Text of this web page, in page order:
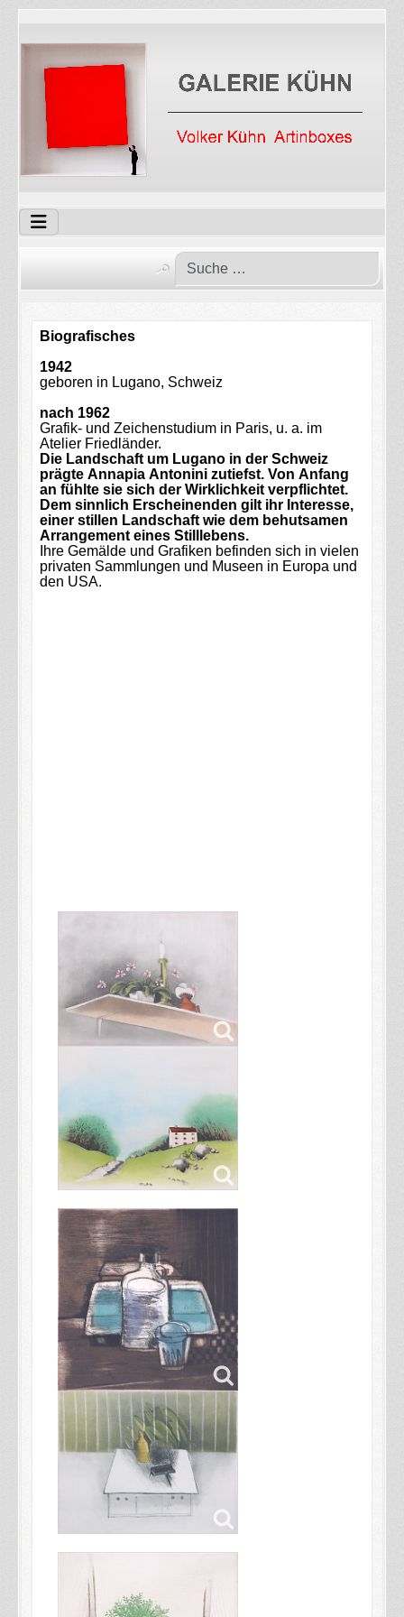
Biografisches
1942
geboren in Lugano, Schweiz
nach 1962
Grafik- und Zeichenstudium in Paris, u. a. im
Atelier Friedländer.
Die Landschaft um Lugano in der Schweiz
prägte Annapia Antonini zutiefst. Von Anfang
an fühlte sie sich der Wirklichkeit verpflichtet.
Dem sinnlich Erscheinenden gilt ihr Interesse,
einer stillen Landschaft wie dem behutsamen
Arrangement eines Stilllebens.
Ihre Gemälde und Grafiken befinden sich in vielen
privaten Sammlungen und Museen in Europa und
den USA.